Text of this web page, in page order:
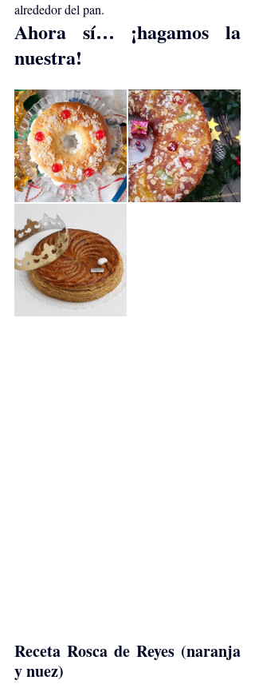
alrededor del pan.
Ahora sí… ¡hagamos la
nuestra!
Receta Rosca de Reyes (naranja
y nuez)